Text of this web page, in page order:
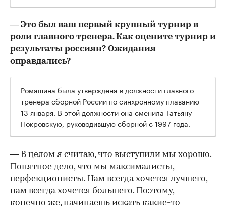
— Это был ваш первый крупный турнир в
роли главного тренера. Как оцените турнир и
результаты россиян? Ожидания
оправдались?
Ромашина была утверждена в должности главного
тренера сборной России по синхронному плаванию
13 января. В этой должности она сменила Татьяну
Покровскую, руководившую сборной с 1997 года.
— В целом я считаю, что выступили мы хорошо.
Понятное дело, что мы максималисты,
перфекционисты. Нам всегда хочется лучшего,
нам всегда хочется большего. Поэтому,
конечно же, начинаешь искать какие-то